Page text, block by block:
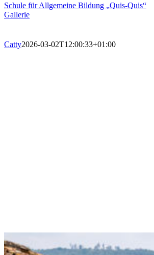
Schule für Allgemeine Bildung „Quis-Quis“
Gallerie
Catty2026-03-02T12:00:33+01:00